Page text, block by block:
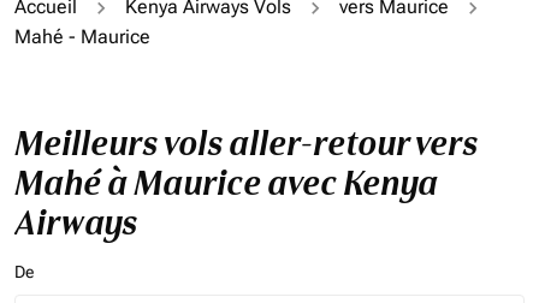
Accueil Kenya Airways Vols
vers Maurice
Mahé - Maurice
Meilleurs vols aller-retour vers
Mahé à Maurice avec Kenya
Airways
De